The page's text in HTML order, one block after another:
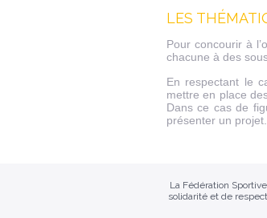
LES
Pour concourir à
chacune à des
En respectant le
mettre en place
Dans ce cas de
présenter un projet.
La Fédération
solidarité et de